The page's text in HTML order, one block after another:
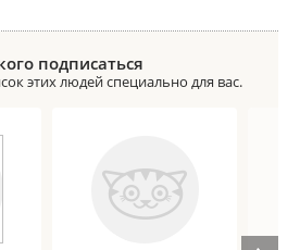
подписаться
этих людей специально для вас.